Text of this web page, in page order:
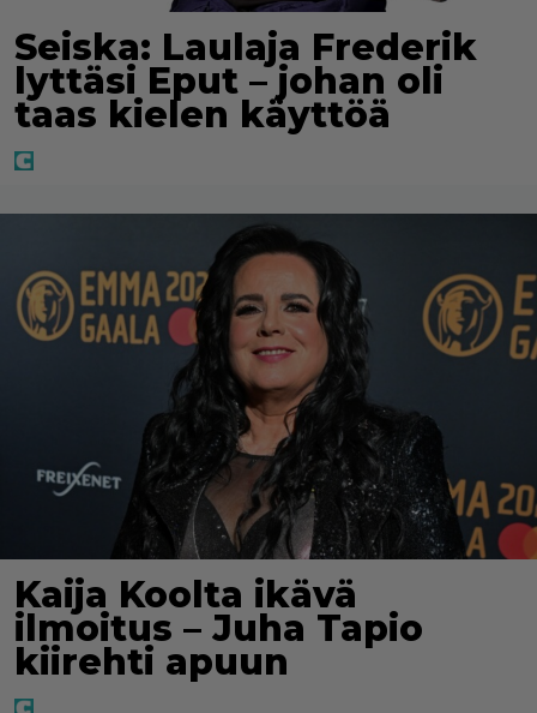
Seiska: Laulaja Frederik
lyttäsi Eput – johan oli
taas kielen käyttöä
Kaija Koolta ikävä
ilmoitus – Juha Tapio
kiirehti apuun